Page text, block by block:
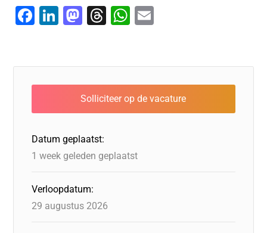
F
e
b
o
o
k
Li
e
dI
n
M
o
d
o
n
T
a
d
s
W
s
A
p
l
Datum geplaatst:
1 week geleden geplaatst
Verloopdatum:
29 augustus 2026